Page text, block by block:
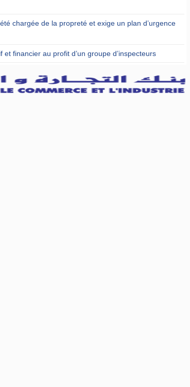
chargée de la propreté et exige un plan d’urgence
financier au profit d’un groupe d’inspecteurs